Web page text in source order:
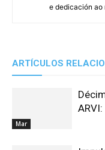
e dedicación ao
ARTÍCULOS
Mar